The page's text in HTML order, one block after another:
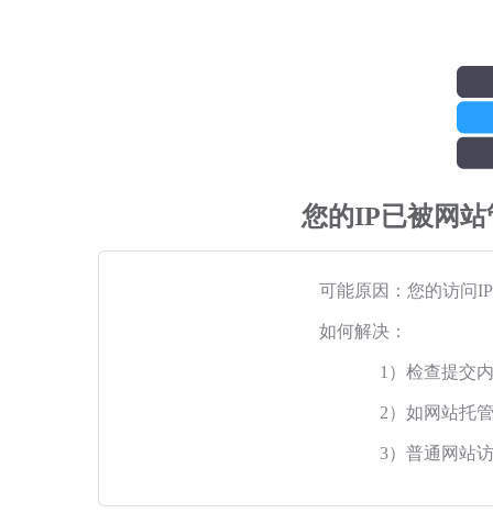
您的IP已被网
可能原因：您的访问
如何解决：
1）检查提交
2）如网站托
3）普通网站